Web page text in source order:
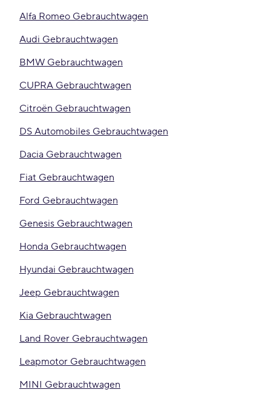
Alfa Romeo Gebrauchtwagen
Audi Gebrauchtwagen
BMW Gebrauchtwagen
CUPRA Gebrauchtwagen
Citroën Gebrauchtwagen
DS Automobiles Gebrauchtwagen
Dacia Gebrauchtwagen
Fiat Gebrauchtwagen
Ford Gebrauchtwagen
Genesis Gebrauchtwagen
Honda Gebrauchtwagen
Hyundai Gebrauchtwagen
Jeep Gebrauchtwagen
Kia Gebrauchtwagen
Land Rover Gebrauchtwagen
Leapmotor Gebrauchtwagen
MINI Gebrauchtwagen